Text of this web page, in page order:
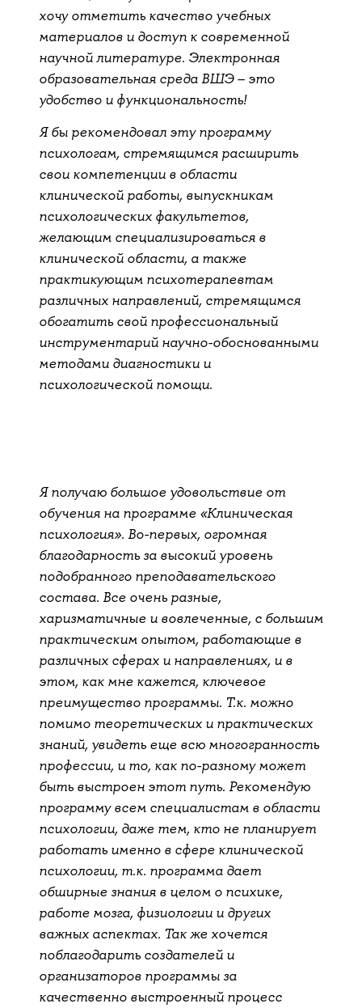
хочу отметить качество учебных
материалов и доступ к современной
научной литературе. Электронная
образовательная среда ВШЭ – это
удобство и функциональность!
Я бы рекомендовал эту программу
психологам, стремящимся расширить
свои компетенции в области
клинической работы, выпускникам
психологических факультетов,
желающим специализироваться в
клинической области, а также
практикующим психотерапевтам
различных направлений, стремящимся
обогатить свой профессиональный
инструментарий научно-обоснованными
методами диагностики и
психологической помощи.
Я получаю большое удовольствие от
обучения на программе «Клиническая
психология». Во-первых, огромная
благодарность за высокий уровень
подобранного преподавательского
состава. Все очень разные,
харизматичные и вовлеченные, с большим
практическим опытом, работающие в
различных сферах и направлениях, и в
этом, как мне кажется, ключевое
преимущество программы. Т.к. можно
помимо теоретических и практических
знаний, увидеть еще всю многогранность
профессии, и то, как по-разному может
быть выстроен этот путь. Рекомендую
программу всем специалистам в области
психологии, даже тем, кто не планирует
работать именно в сфере клинической
психологии, т.к. программа дает
обширные знания в целом о психике,
работе мозга, физиологии и других
важных аспектах. Так же хочется
поблагодарить создателей и
организаторов программы за
качественно выстроенный процесс